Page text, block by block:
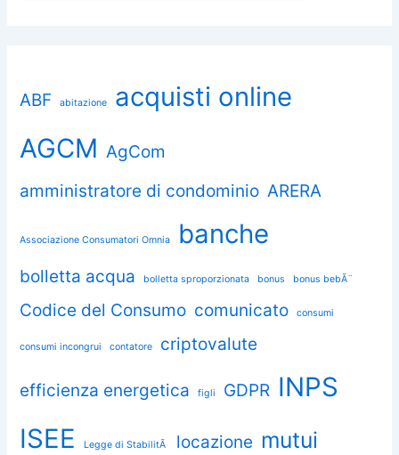
ABF abitazione
acquisti online
AGCM AgCom
amministratore di condominio ARERA
Associazione Consumatori Omnia banche
bolletta acqua bolletta sproporzionata bonus bonus bebÃ¨
Codice del Consumo comunicato consumi
consumi incongrui contatore criptovalute
efficienza energetica figli GDPR INPS
ISEE
Legge di StabilitÃ locazione mutui